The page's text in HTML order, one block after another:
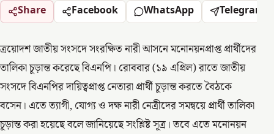
Share Facebook WhatsApp Telegram
ত্রয়োদশ জাতীয় সংসদে সংরক্ষিত নারী আসনে মনোনয়নপ্রাপ্ত প্রার্থীদের
তালিকা চূড়ান্ত করেছে বিএনপি। রোববার (১৯ এপ্রিল) রাতে জাতীয়
সংসদে বিএনপির দায়িত্বপ্রাপ্ত নেতারা প্রার্থী চূড়ান্ত করতে বৈঠকে
বসেন। এতে ত্যাগী, যোগ্য ও দক্ষ নারী নেত্রীদের সমন্বয়ে প্রার্থী তালিকা
চূড়ান্ত করা হয়েছে বলে জানিয়েছে সংশ্লিষ্ট সূত্র। তবে এতে মনোনয়ন